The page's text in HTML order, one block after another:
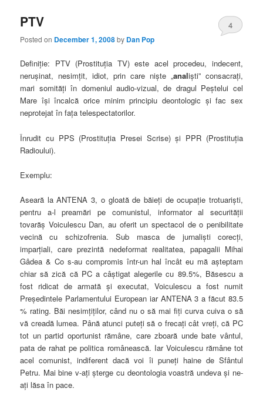
PTV
Posted on December 1, 2008by Dan Pop
4
Definiţie: PTV (Prostituţia TV) este acel procedeu, indecent,
neruşinat, nesimţit, idiot, prin care nişte „analişti” consacraţi,
mari somităţi în domeniul audio-vizual, de dragul Peştelui cel
Mare îşi încalcă orice minim principiu deontologic şi fac sex
neprotejat în faţa telespectatorilor.
Înrudit cu PPS (Prostituţia Presei Scrise) şi PPR (Prostituţia
Radioului).
Exemplu:
Aseară la ANTENA 3, o gloată de băieţi de ocupaţie trotuarişti,
pentru a-l preamări pe comunistul, informator al securităţii
tovarăş Voiculescu Dan, au oferit un spectacol de o penibilitate
vecină cu schizofrenia. Sub masca de jurnalişti corecţi,
imparţiali, care prezintă nedeformat realitatea, papagalii Mihai
Gâdea & Co s-au compromis într-un hal încât eu mă aşteptam
chiar să zică că PC a câştigat alegerile cu 89.5%, Băsescu a
fost ridicat de armată şi executat, Voiculescu a fost numit
Preşedintele Parlamentului European iar ANTENA 3 a făcut 83.5
% rating. Băi nesimţiţilor, când nu o să mai fiţi curva cuiva o să
vă creadă lumea. Până atunci puteţi să o frecaţi cât vreţi, că PC
tot un partid oportunist rămâne, care zboară unde bate vântul,
pata de rahat pe politica românească. Iar Voiculescu rămâne tot
acel comunist, indiferent dacă voi îi puneţi haine de Sfântul
Petru. Mai bine v-aţi şterge cu deontologia voastră undeva şi ne-
aţi lăsa în pace.